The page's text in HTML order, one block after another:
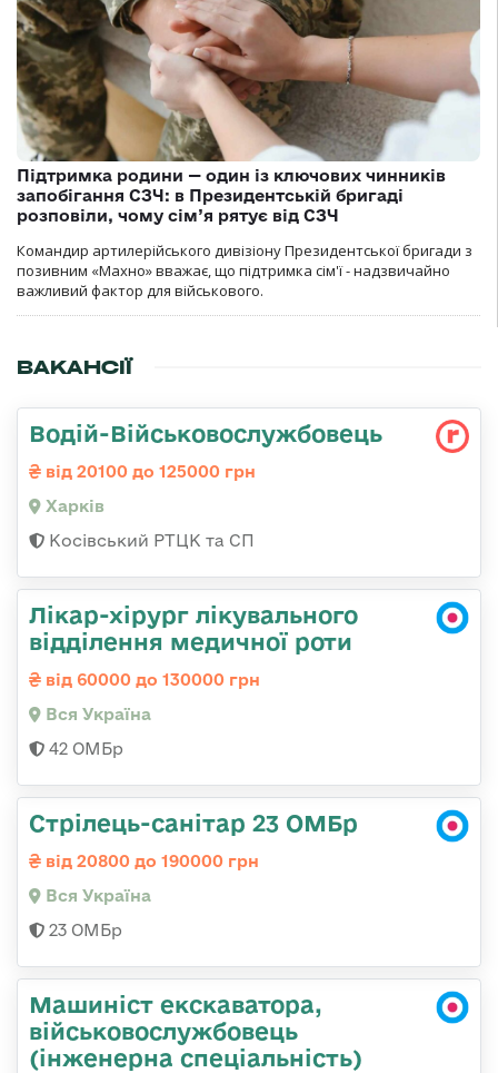
Підтримка родини — один із ключових чинників
запобігання СЗЧ: в Президентській бригаді
розповіли, чому сім’я рятує від СЗЧ
Командир артилерійського дивізіону Президентської бригади з
позивним «Махно» вважає, що підтримка сім'ї - надзвичайно
важливий фактор для військового.
ВАКАНСІЇ
Водій-Військовослужбовець
від 20100 до 125000 грн
Харків
Косівський РТЦК та СП
Лікар-хірург лікувального
відділення медичної роти
від 60000 до 130000 грн
Вся Україна
42 ОМБр
Стрілець-санітар 23 ОМБр
від 20800 до 190000 грн
Вся Україна
23 ОМБр
Машиніст екскаватора,
військовослужбовець
(інженерна спеціальність)